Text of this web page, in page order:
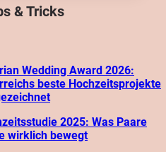
& Tricks
Wedding Award 2026:
beste Hochzeitsprojekte
2025: Was Paare
wirklich bewegt
Alle akzeptieren